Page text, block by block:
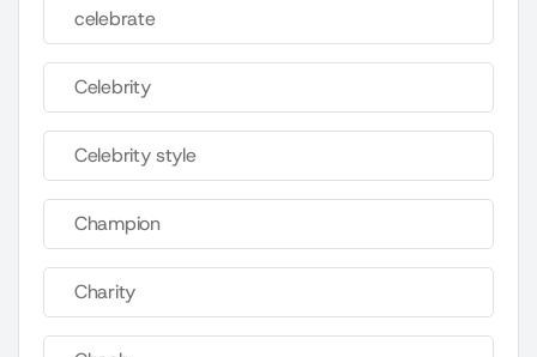
celebrate
Celebrity
Celebrity style
Champion
Charity